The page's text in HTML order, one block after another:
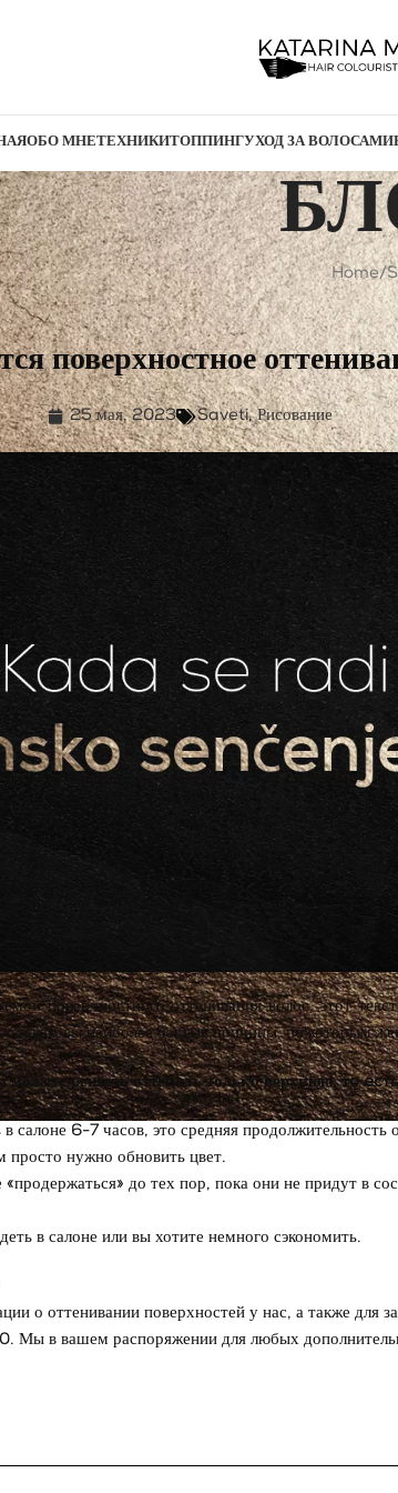
ОБО МНЕТЕХНИКИТОППИНГУХОД ЗА ВОЛОСАМИ
Home
поверхностное
25 мая, 2023 Saveti,Рисование
поверхностного оттенивания волос, этот
и каковы наиболее частые причины, по которым
решить оттенить только верхнюю, тo
салоне 6-7 часов, это средняя продолжительность
просто нужно обновить цвет.
до тех пор, пока они не придут в
в салоне или вы хотите немного сэкономить.
о оттенивании поверхностей у нас, а также для
в вашем распоряжении для любых